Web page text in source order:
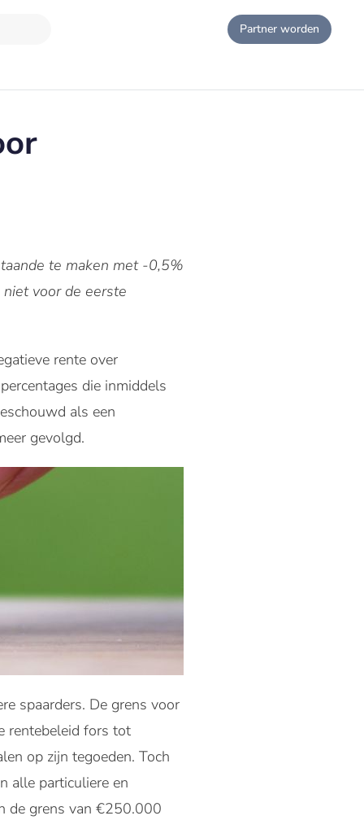
Partner worden
te maken met -0,5%
voor de eerste
rente over
die inmiddels
als een
gevolgd.
spaarders. De grens voor
rentebeleid fors tot
op zijn tegoeden. Toch
alle particuliere en
de grens van €250.000